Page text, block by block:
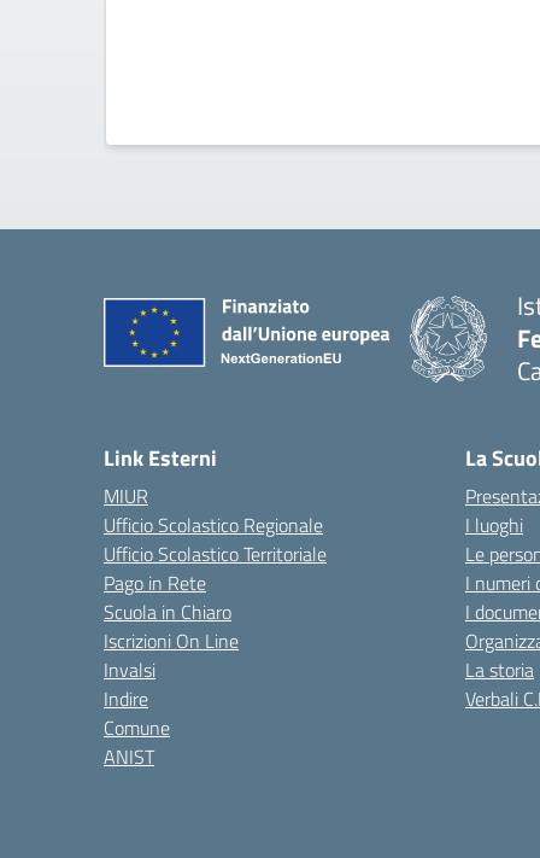
Link Esterni
MIUR
Ufficio Scolastico Regionale
Ufficio Scolastico Territoriale
Pago in Rete
Scuola in Chiaro
Iscrizioni On Line
Invalsi
Indire
Comune
ANIST
La
I luoghi
Le
I numeri
I
La storia
Verbali